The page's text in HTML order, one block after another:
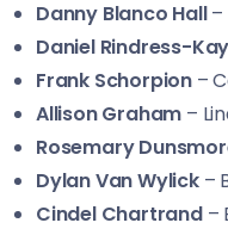
Danny Blanco Hall–
Daniel Rindress-Kay
Frank Schorpion –
Allison Graham –
Rosemary
Dylan Van Wylick–
Cindel Chartrand–